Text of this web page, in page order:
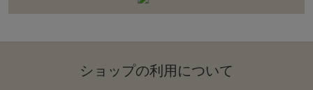
ショップの利⽤について